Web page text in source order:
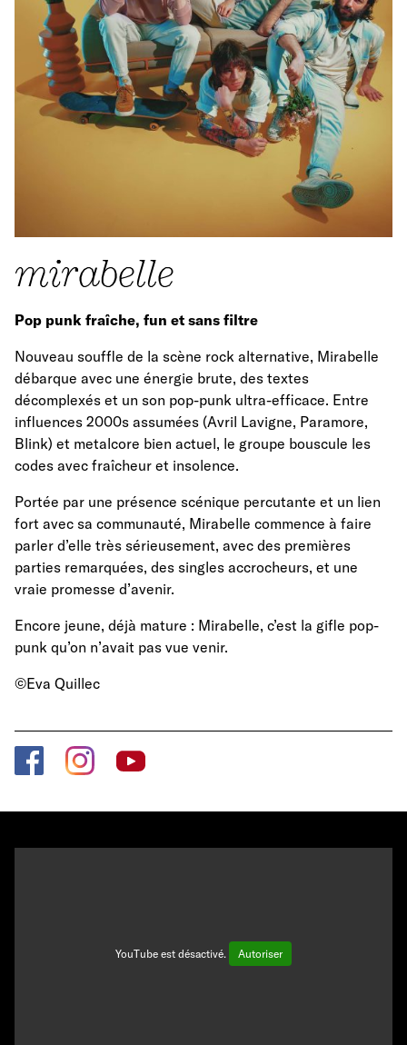
mirabelle
Pop punk fraîche, fun et sans filtre
Nouveau souffle de la scène rock alternative, Mirabelle
débarque avec une énergie brute, des textes
décomplexés et un son pop-punk ultra-efficace. Entre
influences 2000s assumées (Avril Lavigne, Paramore,
Blink) et metalcore bien actuel, le groupe bouscule les
codes avec fraîcheur et insolence.
Portée par une présence scénique percutante et un lien
fort avec sa communauté, Mirabelle commence à faire
parler d’elle très sérieusement, avec des premières
parties remarquées, des singles accrocheurs, et une
vraie promesse d’avenir.
Encore jeune, déjà mature : Mirabelle, c’est la gifle pop-
punk qu’on n’avait pas vue venir.
©Eva Quillec
YouTube est désactivé. Autoriser